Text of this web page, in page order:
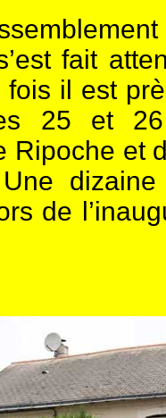
fait
fois il est
25 et
Ripoche et
dizaine
de